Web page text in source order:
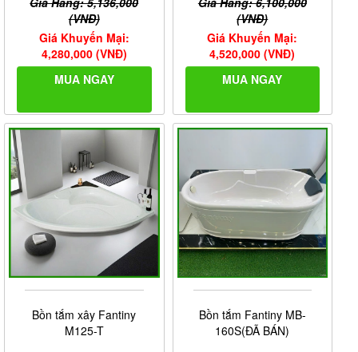
(VNĐ)
Giá Khuyến Mại:
4,280,000 (VNĐ)
MUA NGAY
(VNĐ)
Giá Khuyến Mại:
4,520,000 (VNĐ)
MUA NGAY
Bồn tắm xây Fantiny
M125-T
Bồn tắm Fantiny MB-
160S(ĐÃ BÁN)